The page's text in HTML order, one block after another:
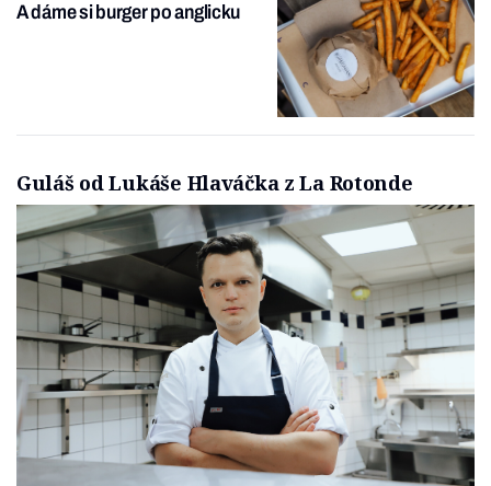
A dáme si burger po anglicku
Guláš od Lukáše Hlaváčka z La Rotonde